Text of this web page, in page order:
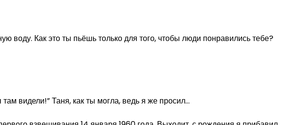
Как это ты пьёшь только для того, чтобы люди понравились тебе?
видели!” Таня, как ты могла, ведь я же просил…